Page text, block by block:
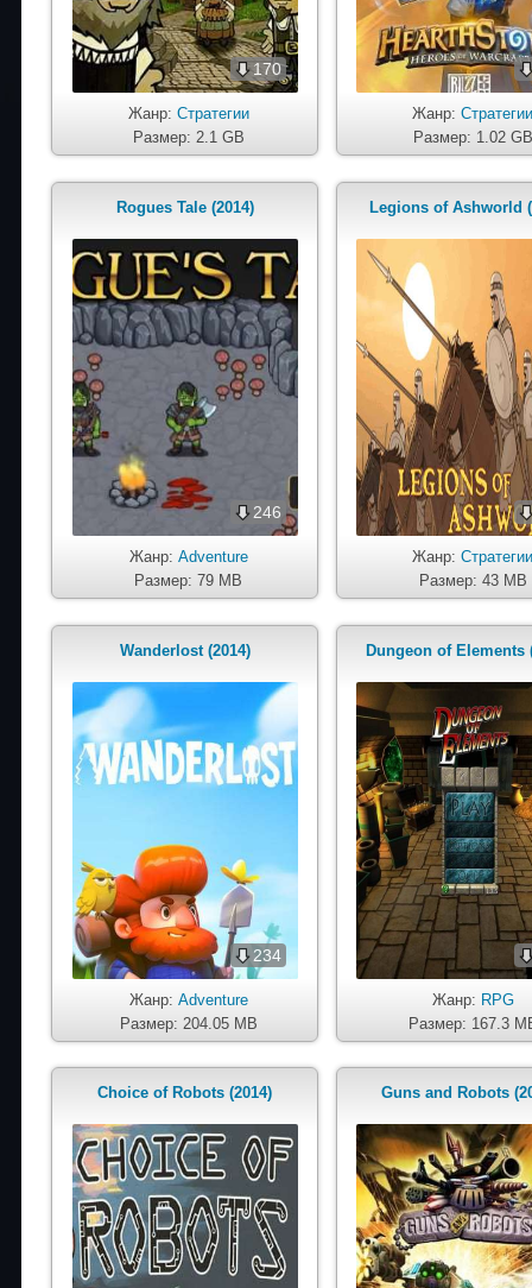
170
Жанр: Стратегии
Размер: 2.1 GB
Жанр:
Размер: 1.02 GB
Rogues Tale (2014)
246
Жанр: Adventure
Размер: 79 MB
Legions of Ashworld
Жанр:
Размер: 43 MB
Wanderlost (2014)
234
Жанр: Adventure
Размер: 204.05 MB
Dungeon of Elements
Жанр: RPG
Размер: 167.3
Choice of Robots (2014) Guns and Robots